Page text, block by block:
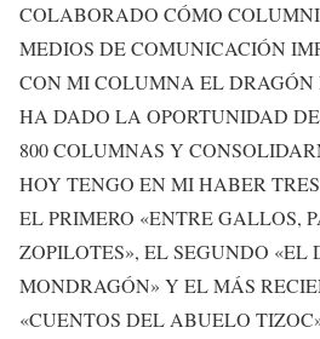
COLABORADO CÓMO
MEDIOS DE COMUNICACIÓN
CON MI COLUMNA EL
HA DADO LA OPORTUNIDAD
800 COLUMNAS Y
HOY TENGO EN MI HABER
EL PRIMERO «ENTRE GALLOS,
ZOPILOTES», EL SEGUNDO «EL
MONDRAGÓN» Y EL MÁS
«CUENTOS DEL ABUELO